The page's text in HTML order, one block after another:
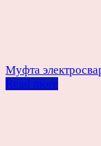
Муфта
Read more